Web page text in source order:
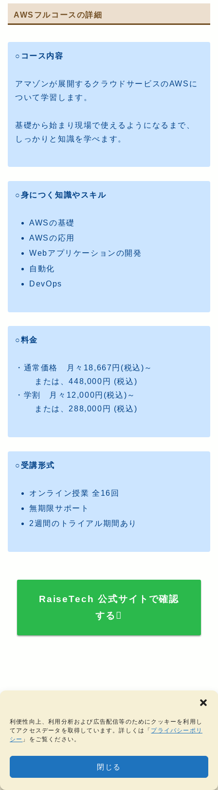
利便性向上、利用分析および広告配信等のためにクッキーを利用し
てアクセスデータを取得しています。詳しくは「 プライバシーポリ
シー 」をご覧ください。
閉じる
AWSフルコースの詳細
○コース内容
アマゾンが展開するクラウドサービスのAWSに
ついて学習します。
基礎から始まり現場で使えるようになるまで、
しっかりと知識を学べます。
○身につく知識やスキル
AWSの基礎
AWSの応用
Webアプリケーションの開発
自動化
DevOps
○料金
・通常価格 月々18,667円(税込)～
または、448,000円 (税込)
・学割 月々12,000円(税込)～
または、288,000円 (税込)
○受講形式
オンライン授業 全16回
無期限サポート
2週間のトライアル期間あり
RaiseTech 公式サイトで確認
する
Javaフルコース
歴史のあるプログラミング言語「Java」について、